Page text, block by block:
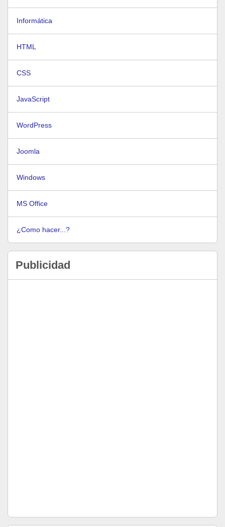
Informática
HTML
CSS
JavaScript
WordPress
Joomla
Windows
MS Office
¿Como hacer...?
Publicidad